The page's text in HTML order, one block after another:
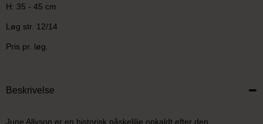
H: 35 - 45 cm
Løg str. 12/14
Pris pr. løg.
Beskrivelse
June Allyson er en historisk påskelilje opkaldt efter den